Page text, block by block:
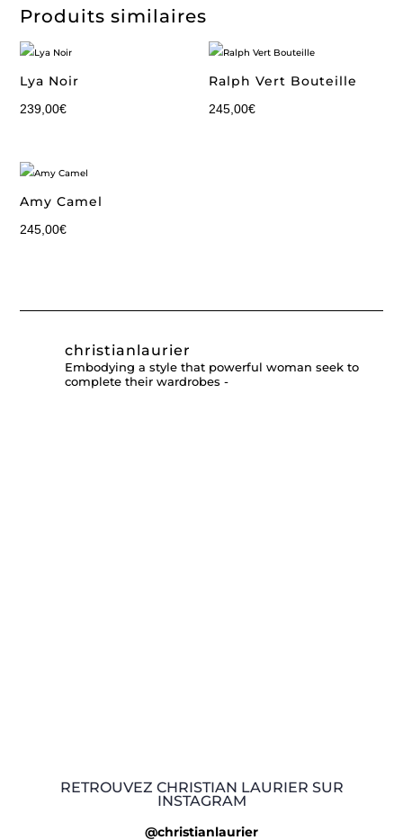
Produits similaires
Lya Noir
239,00€
Ralph Vert Bouteille
245,00€
Amy Camel
245,00€
christianlaurier
Embodying a style that powerful woman seek to
complete their wardrobes -
RETROUVEZ CHRISTIAN LAURIER SUR
INSTAGRAM
@christianlaurier